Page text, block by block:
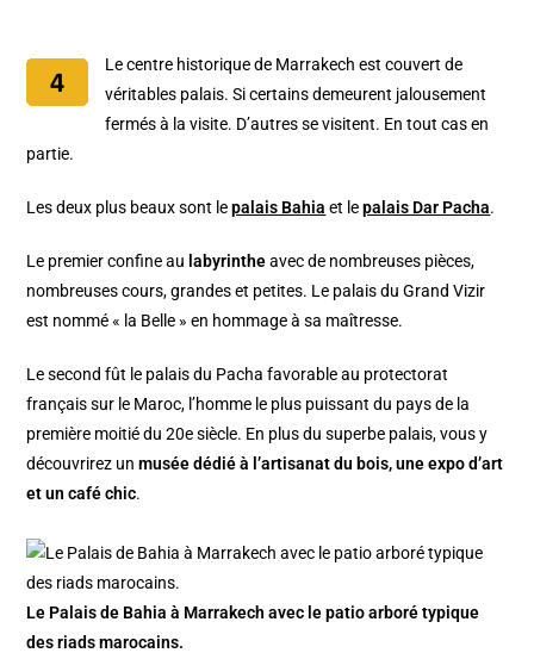
Le centre historique de Marrakech est couvert de
véritables palais. Si certains demeurent jalousement
fermés à la visite. D’autres se visitent. En tout cas en
partie.
Les deux plus beaux sont lepalais Bahia et lepalais Dar Pacha.
Le premier confine au labyrintheavec de nombreuses pièces,
nombreuses cours, grandes et petites. Le palais du Grand Vizir
est nommé « la Belle » en hommage à sa maîtresse.
Le second fût le palais du Pacha favorable au protectorat
français sur le Maroc, l’homme le plus puissant du pays de la
première moitié du 20e siècle. En plus du superbe palais, vous y
découvrirez unmusée dédié à l’artisanat du bois, une expo d’art
et un café chic.
Le Palais de Bahia à Marrakech avec le patio arboré typique
des riads marocains.